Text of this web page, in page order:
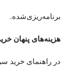
برنامه‌ریزی‌شده.
هزینه‌های پنهان
در راهنمای خرید